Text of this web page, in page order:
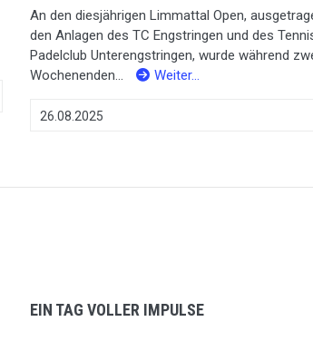
An den diesjährigen Limmattal Open,
den Anlagen des TC Engstringen und des
Padelclub Unterengstringen, wurde während
Wochenenden...
Weiter…
26.08.2025
EIN TAG VOLLER IMPULSE